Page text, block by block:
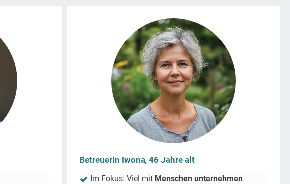
Betreuerin Iwona, 46 Jahre alt
Im Fokus: Viel mit Menschen unternehmen